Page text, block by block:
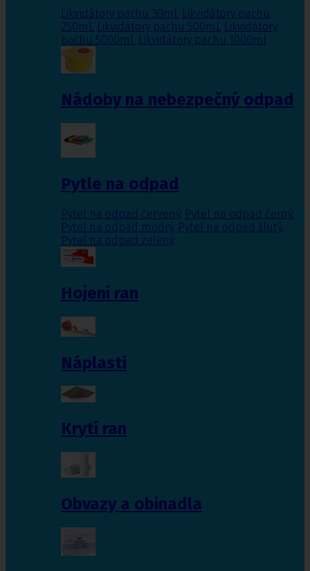
Likvidátory pachu 30ml, Likvidátory pachu
250ml, Likvidátory pachu 500ml, Likvidátory
pachu 5000ml, Likvidátory pachu 1000ml
Nádoby na nebezpečný odpad
Pytle na odpad
Pytel na odpad červený, Pytel na odpad černý,
Pytel na odpad modrý, Pytel na odpad žlutý,
Pytel na odpad zelený
Hojení ran
Náplasti
Krytí ran
Obvazy a obinadla